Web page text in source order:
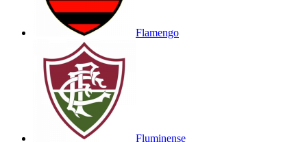
Flamengo
Fluminense